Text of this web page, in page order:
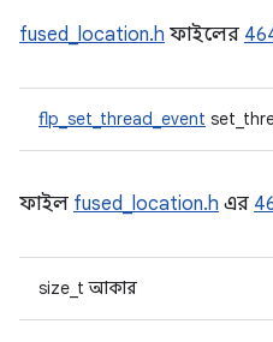
fused_location.h ফাইলের
flp_set_thread_event
ফাইল fused_location.h এর
size_t আকার